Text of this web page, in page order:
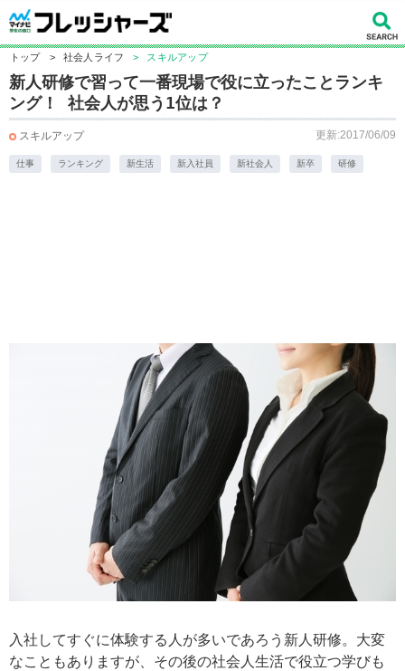
トップ > 社会人ライフ > スキルアップ
新人研修で習って一番現場で役に立ったことランキ
ング！ 社会人が思う1位は？
スキルアップ 更新:2017/06/09
仕事 ランキング 新生活 新入社員 新社会人 新卒 研修
入社してすぐに体験する人が多いであろう新人研修。大変
なこともありますが、その後の社会人生活で役立つ学びも